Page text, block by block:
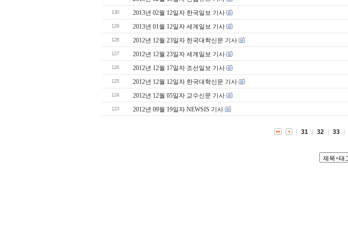
130 2013년 02월 12일자 한국일보 기사
129 2013년 01월 12일자 세계일보 기사
128 2012년 12월 23일자 한국대학신문 기사
127 2012년 12월 23일자 세계일보 기사
126 2012년 12월 17일자 조선일보 기사
125 2012년 12월 12일자 한국대학신문 기사
124 2012년 12월 05일자 교수신문 기사
123 2012년 09월 19일자 NEWSIS 기사
31 32 33